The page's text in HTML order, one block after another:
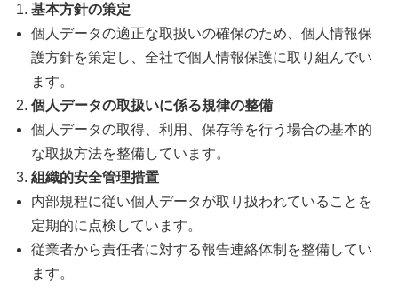
基本方針の策定
個人データの適正な取扱いの確保のため、個人情報保
護方針を策定し、全社で個人情報保護に取り組んでい
ます。
個人データの取扱いに係る規律の整備
個人データの取得、利用、保存等を行う場合の基本的
な取扱方法を整備しています。
組織的安全管理措置
内部規程に従い個人データが取り扱われていることを
定期的に点検しています。
従業者から責任者に対する報告連絡体制を整備してい
ます。